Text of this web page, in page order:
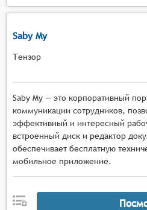
Saby My
Тензор
Saby My — это корпоративный
коммуникации сотрудников,
эффективный и интересный
встроенный диск и редактор
обеспечивает бесплатную
мобильное приложение.